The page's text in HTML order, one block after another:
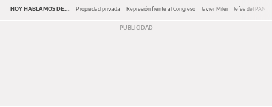
HOY HABLAMOS DE... Propiedad privada Represión frente al Congreso Javier Milei Jefes del PAMI